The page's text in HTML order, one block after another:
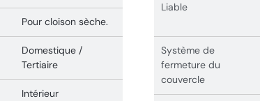
Pour cloison sèche.
Domestique /
Tertiaire
Intérieur
Liable
Système de
fermeture du
couvercle